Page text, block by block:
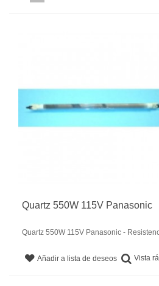
Quartz 550W 115V Panasonic
Quartz 550W 115V Panasonic -
Añadir a lista de deseos Vista